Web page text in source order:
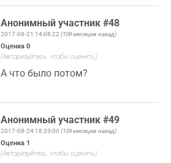
Анонимный участник #48
2017-08-21 14:08:22(109 месяцев назад)
Оценка0
(Авторизуйтесь, чтобы оценить)
А что было потом?
Анонимный участник #49
2017-08-24 18:33:00(109 месяцев назад)
Оценка 1
(Авторизуйтесь, чтобы оценить)